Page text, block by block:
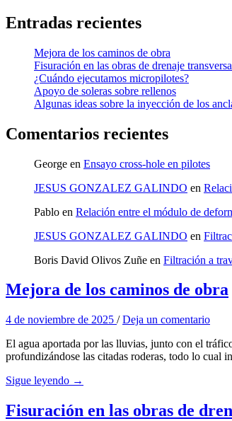
Entradas recientes
Mejora de los caminos de obra
Fisuración en las obras de drenaje
¿Cuándo ejecutamos micropilotes?
Apoyo de soleras sobre rellenos
Algunas ideas sobre la inyección de los
Comentarios recientes
George en Ensayo cross-hole en pilotes
JESUS GONZALEZ GALINDO en
Pablo en Relación entre el módulo de
JESUS GONZALEZ GALINDO en
Boris David Olivos Zuñe en Filtración a
Mejora de los caminos de obra
4 de noviembre de 2025 /Deja un comentario
El agua aportada por las lluvias, junto con el
profundizándose las citadas roderas, todo lo
Sigue leyendo →
Fisuración en las obras de